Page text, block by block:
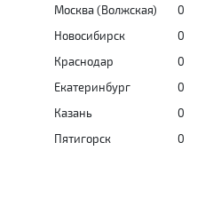
Москва (Волжская)
0
Новосибирск
0
Краснодар
0
Екатеринбург
0
Казань
0
Пятигорск
0